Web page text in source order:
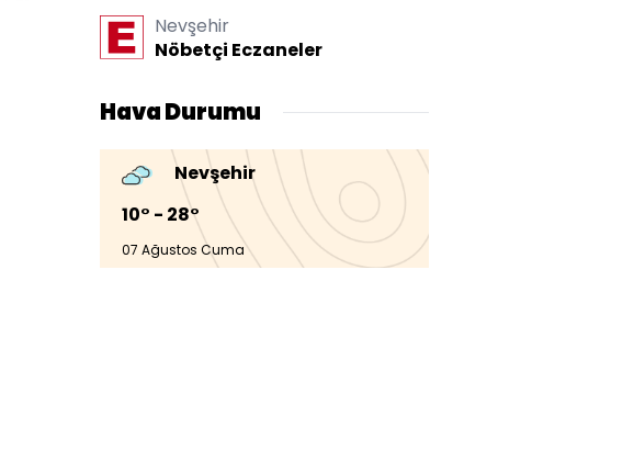
Nevşehir
Nöbetçi Eczaneler
Hava Durumu
Nevşehir
10° - 28°
07 Ağustos Cuma